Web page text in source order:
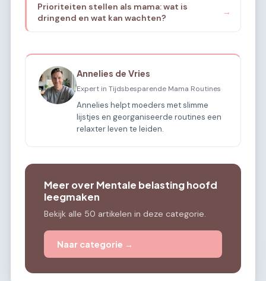
Prioriteiten stellen als mama: wat is
dringend en wat kan wachten?
→
Annelies de Vries
Expert in Tijdsbesparende Mama Routines
Annelies helpt moeders met slimme
lijstjes en georganiseerde routines een
relaxter leven te leiden.
Meer over Mentale belasting hoofd
leegmaken
Bekijk alle 50 artikelen in deze categorie.
Naar categorie →